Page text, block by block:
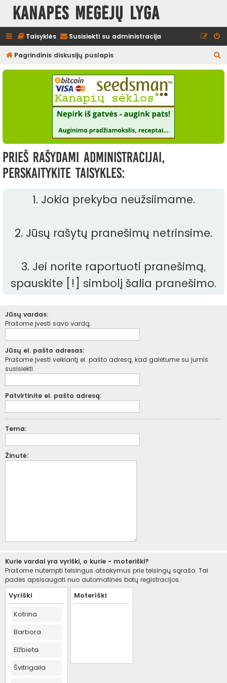
Kanapės mėgėjų lyga
Taisyklės Susisiekti su administracija
Pagrindinis diskusijų puslapis
e
Prieš rašydami administracijai,
perskaitykite taisykles:
1. Jokia prekyba neužsiimame.
2. Jūsų rašytų pranešimų netrinsime.
3. Jei norite raportuoti pranešimą,
spauskite [!] simbolį šalia pranešimo.
Jūsų vardas:
Prašome įvesti savo vardą.
Jūsų el. pašto adresas:
Prašome įvesti veikiantį el. pašto adresą, kad galėtume su jumis
susisiekti.
Patvirtinite el. pašto adresą:
Tema:
Žinutė:
Kurie vardai yra vyriški, o kurie - moteriški?
Prašome nutempti teisingus atsakymus prie teisingų sąrašo. Tai
padės apsisaugoti nuo automatinės botų registracijos.
Vyriški
Kotrina
Barbora
Elžbieta
Švitrigaila
Moteriški